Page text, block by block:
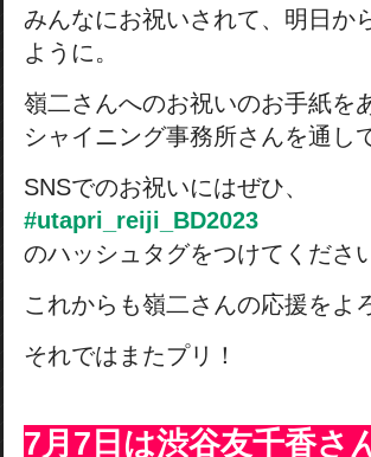
みんなにお祝いされて、明日か
ように。
嶺二さんへのお祝いのお手紙を
シャイニング事務所さんを通し
SNSでのお祝いにはぜひ、
#utapri_reiji_BD2023
のハッシュタグをつけてくださ
これからも嶺二さんの応援をよ
それではまたプリ！
7月7日は渋谷友千香さ